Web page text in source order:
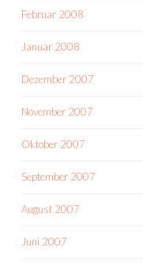
Februar 2008
Januar 2008
Dezember 2007
November 2007
Oktober 2007
September 2007
August 2007
Juni 2007